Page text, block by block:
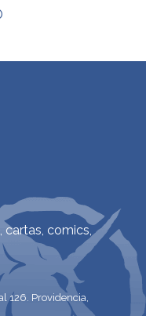
cartas, comics,
126. Providencia,